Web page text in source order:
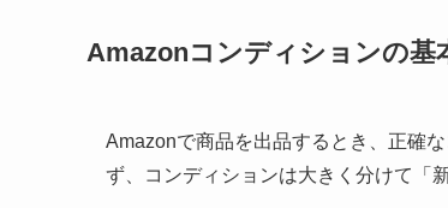
Amazonコンディションの基
Amazonで商品を出品するとき、正確
ず、コンディションは大きく分けて「